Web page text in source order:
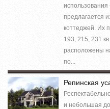
предлагается
коттеджей. Их
193, 215, 231
расположены
по...
Репинская
и небольшая